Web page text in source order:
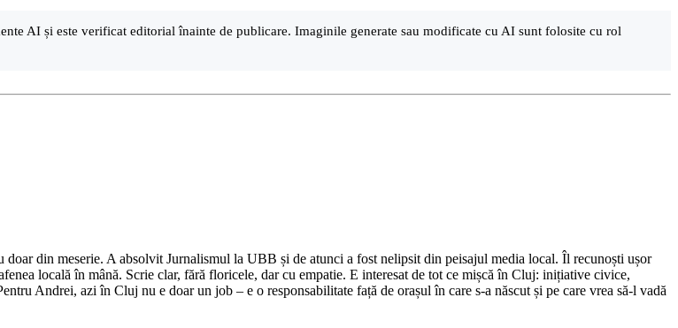
AI și este verificat editorial înainte de publicare. Imaginile generate sau modificate cu AI sunt folosite cu rol
din meserie. A absolvit Jurnalismul la UBB și de atunci a fost nelipsit din peisajul media local. Îl recunoști ușor
locală în mână. Scrie clar, fără floricele, dar cu empatie. E interesat de tot ce mișcă în Cluj: inițiative civice,
Andrei, azi în Cluj nu e doar un job – e o responsabilitate față de orașul în care s-a născut și pe care vrea să-l vadă